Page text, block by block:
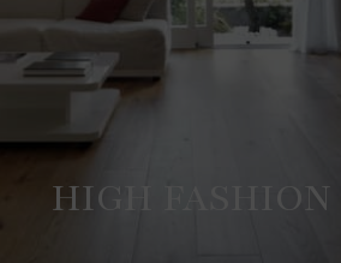
HIGH FASHION